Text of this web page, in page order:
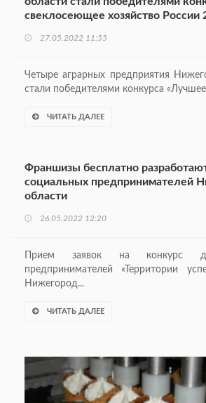
свеклосеющее хозяйство России
27.05.2022 11:55
Четыре аграрных предприятия
стали победителями конкурса
ЧИТАТЬ ДАЛЕЕ
Франшизы бесплатно
социальных предпринимателей
области
26.05.2022 12:20
Прием заявок на конкурс
предпринимателей «Территории
Нижегород...
ЧИТАТЬ ДАЛЕЕ